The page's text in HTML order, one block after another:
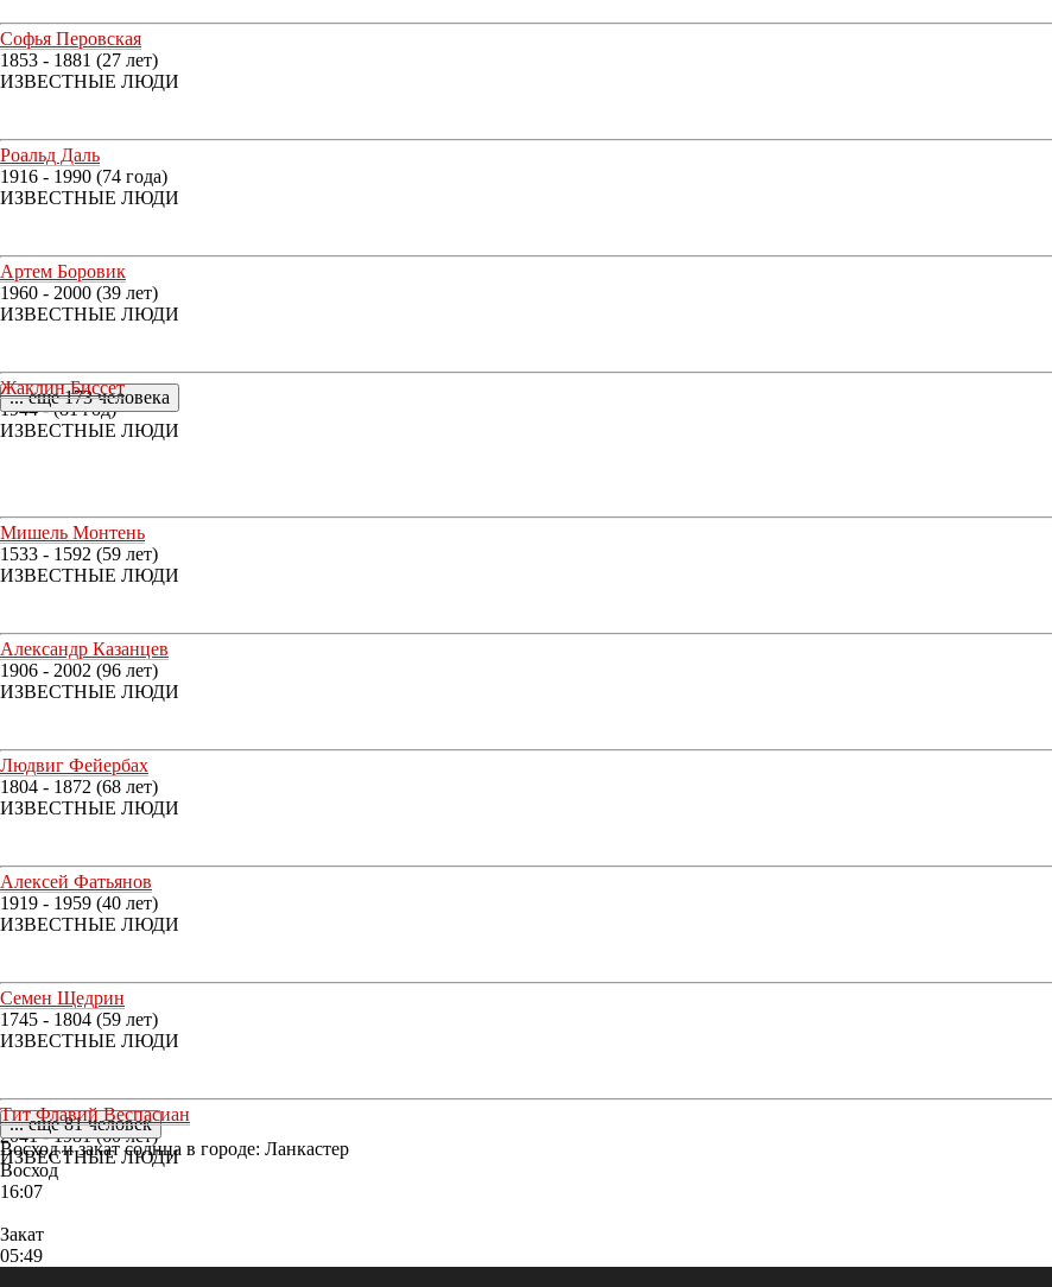
Софья Перовская
1853 - 1881 (27 лет)
ИЗВЕСТНЫЕ ЛЮДИ
Роальд Даль
1916 - 1990 (74 года)
ИЗВЕСТНЫЕ ЛЮДИ
Артем Боровик
1960 - 2000 (39 лет)
ИЗВЕСТНЫЕ ЛЮДИ
Жаклин Биссет
1944 - (81 год)
ИЗВЕСТНЫЕ ЛЮДИ
... еще 173 человека
Мишель Монтень
1533 - 1592 (59 лет)
ИЗВЕСТНЫЕ ЛЮДИ
Александр Казанцев
1906 - 2002 (96 лет)
ИЗВЕСТНЫЕ ЛЮДИ
Людвиг Фейербах
1804 - 1872 (68 лет)
ИЗВЕСТНЫЕ ЛЮДИ
Алексей Фатьянов
1919 - 1959 (40 лет)
ИЗВЕСТНЫЕ ЛЮДИ
Семен Щедрин
1745 - 1804 (59 лет)
ИЗВЕСТНЫЕ ЛЮДИ
Тит Флавий Веспасиан
2041 - 1981 (60 лет)
ИЗВЕСТНЫЕ ЛЮДИ
... еще 81 человек
Восход и закат солнца в городе: Ланкастер
Восход
16:07
Закат
05:49